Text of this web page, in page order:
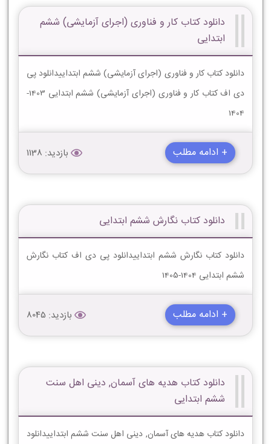
دانلود کتاب کار و فناوری (اجرای آزمایشی) ششم
ابتدایی
دانلود کتاب کار و فناوری (اجرای آزمایشی) ششم ابتداییدانلود پی
دی اف کتاب کار و فناوری (اجرای آزمایشی) ششم ابتدایی 1403-
1404
+ ادامه مطلب بازدید: 1138
دانلود کتاب نگارش ششم ابتدایی
دانلود کتاب نگارش ششم ابتداییدانلود پی دی اف کتاب نگارش
ششم ابتدایی 1404-1405
+ ادامه مطلب بازدید: 8045
دانلود کتاب هدیه های آسمان, دینی اهل سنت
ششم ابتدایی
دانلود کتاب هدیه های آسمان, دینی اهل سنت ششم ابتداییدانلود